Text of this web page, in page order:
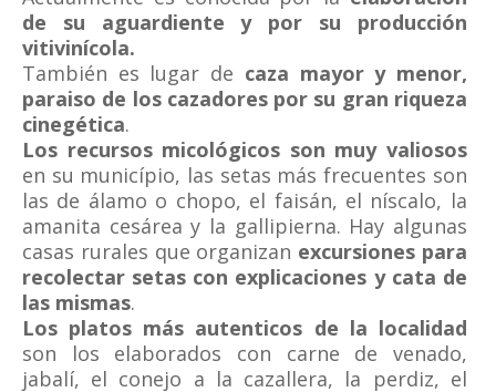
de su aguardiente y por su producción
vitivinícola.
También es lugar de caza mayor y menor,
paraiso de los cazadores por su gran riqueza
cinegética.
Los recursos micológicos son muy valiosos
en su município, las setas más frecuentes son
las de álamo o chopo, el faisán, el níscalo, la
amanita cesárea y la gallipierna. Hay algunas
casas rurales que organizan excursiones para
recolectar setas con explicaciones y cata de
las mismas.
Los platos más autenticos de la localidad
son los elaborados con carne de venado,
jabalí, el conejo a la cazallera, la perdiz, el